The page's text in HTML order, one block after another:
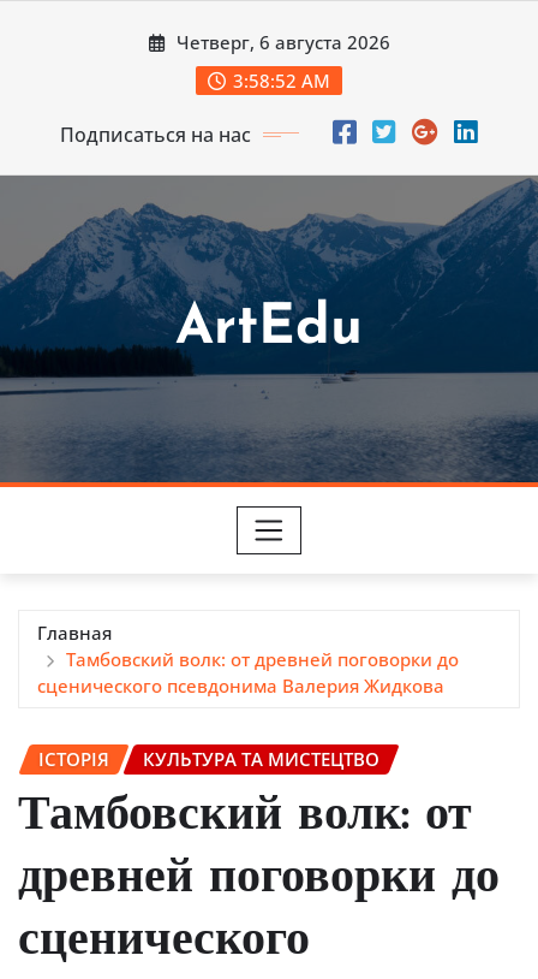
Четверг, 6 августа 2026
3:58:53 AM
Подписаться на нас
ArtEdu
Главная
Тамбовский волк: от древней поговорки до
сценического псевдонима Валерия Жидкова
ІСТОРІЯ КУЛЬТУРА ТА МИСТЕЦТВО
Тамбовский волк: от
древней поговорки до
сценического